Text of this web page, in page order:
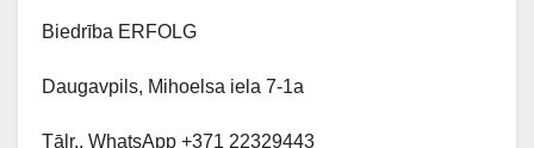
Biedrība ERFOLG
Daugavpils, Mihoelsa iela 7-1a
Tālr., WhatsApp +371 22329443